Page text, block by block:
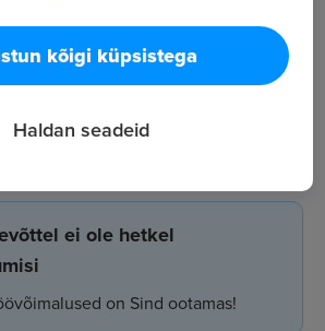
ei ole hetkel
on Sind ootamas!
kõigi küpsistega
Haldan seadeid